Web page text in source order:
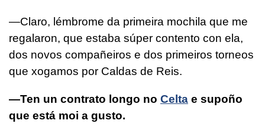
—Claro, lémbrome da primeira mochila que me
regalaron, que estaba súper contento con ela,
dos novos compañeiros e dos primeiros torneos
que xogamos por Caldas de Reis.
—Ten un contrato longo no Celta e supoño
que está moi a gusto.